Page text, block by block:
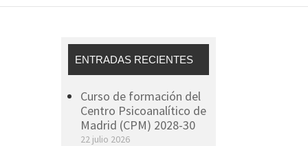
ENTRADAS RECIENTES
Curso de formación del
Centro Psicoanalítico de
Madrid (CPM) 2028-30
22 julio 2026